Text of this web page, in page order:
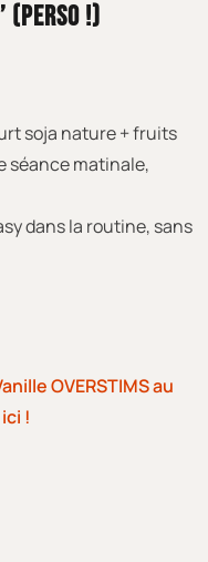
(PERSO !)
soja nature + fruits
séance matinale,
dans la routine, sans
OVERSTIMS au
!